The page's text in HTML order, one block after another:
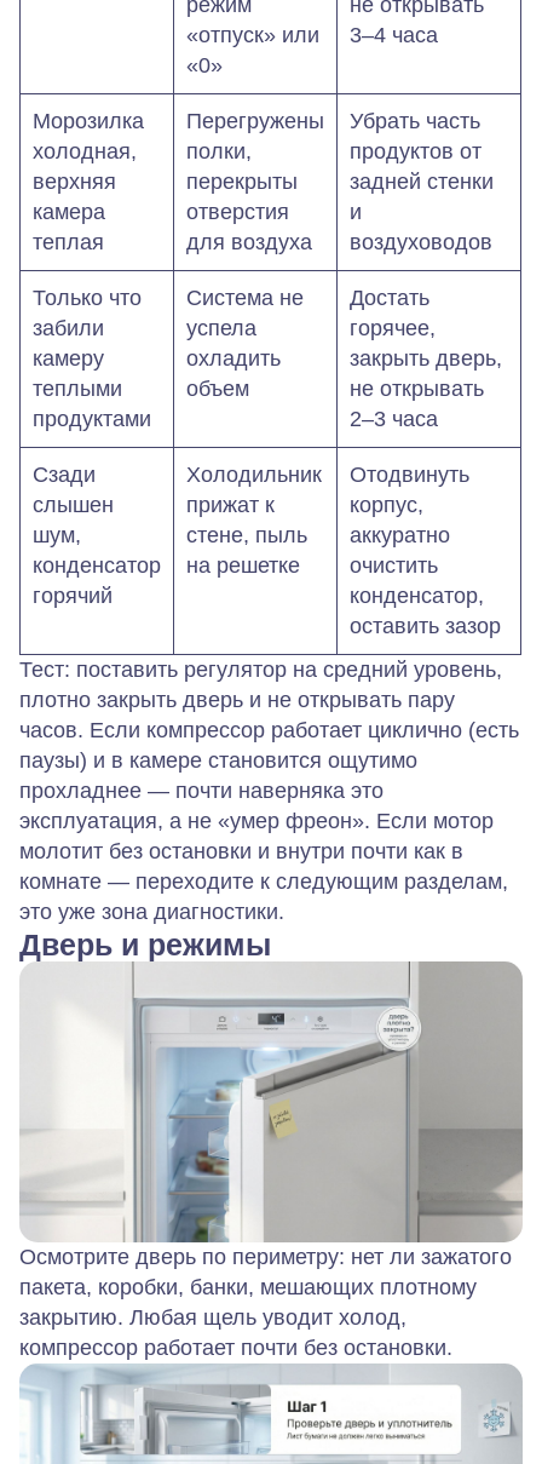
режим
«отпуск» или
«0»
не открывать
3–4 часа
Морозилка
холодная,
верхняя
камера
теплая
Перегружены
полки,
перекрыты
отверстия
для воздуха
Убрать часть
продуктов от
задней стенки
и
воздуховодов
Только что
забили
камеру
теплыми
продуктами
Система не
успела
охладить
объем
Достать
горячее,
закрыть дверь,
не открывать
2–3 часа
Сзади
слышен
шум,
конденсатор
горячий
Холодильник
прижат к
стене, пыль
на решетке
Отодвинуть
корпус,
аккуратно
очистить
конденсатор,
оставить зазор
Тест: поставить регулятор на средний уровень,
плотно закрыть дверь и не открывать пару
часов. Если компрессор работает циклично (есть
паузы) и в камере становится ощутимо
прохладнее — почти наверняка это
эксплуатация, а не «умер фреон». Если мотор
молотит без остановки и внутри почти как в
комнате — переходите к следующим разделам,
это уже зона диагностики.
Дверь и режимы
Осмотрите дверь по периметру: нет ли зажатого
пакета, коробки, банки, мешающих плотному
закрытию. Любая щель уводит холод,
компрессор работает почти без остановки.